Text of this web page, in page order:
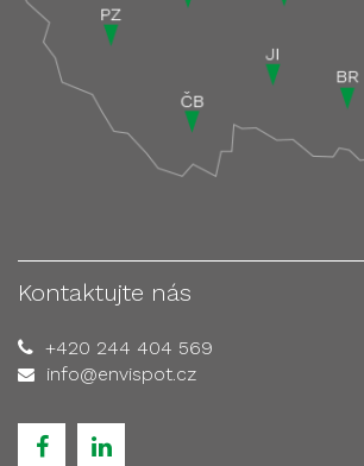
Kontaktujte nás
+420 244 404 569
info@envispot.cz